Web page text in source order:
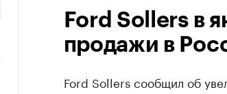
Ford Sollers в
продажи в
Ford Sollers сообщил об